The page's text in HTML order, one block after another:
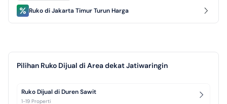
Ruko di Jakarta Timur Turun Harga
Pilihan Ruko Dijual di Area dekat Jatiwaringin
Ruko Dijual di Duren Sawit
1-19 Properti